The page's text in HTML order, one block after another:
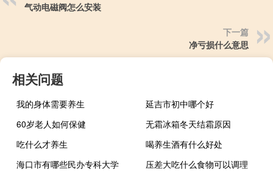
气动电磁阀怎么安装
下一篇
净亏损什么意思
相关问题
我的身体需要养生
延吉市初中哪个好
60岁老人如何保健
无霜冰箱冬天结霜原因
吃什么才养生
喝养生酒有什么好处
海口市有哪些民办专科大学
压差大吃什么食物可以调理